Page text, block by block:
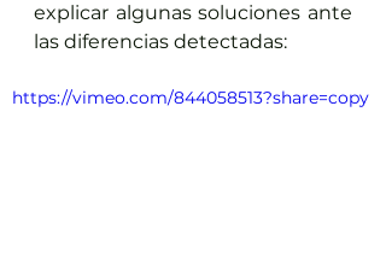
explicar algunas soluciones ante
las diferencias detectadas:
https://vimeo.com/844058513?share=copy